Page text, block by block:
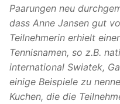
Paarungen neu
dass Anne Jansen gut
Teilnehmerin erhielt
Tennisnamen, so z.B.
international Swiatek,
einige Beispiele zu
Kuchen, die die